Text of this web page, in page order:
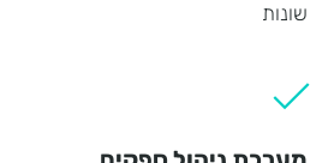
שונות